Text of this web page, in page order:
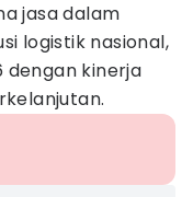
jasa dalam
logistik nasional,
dengan kinerja